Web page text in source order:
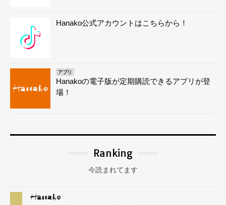
Hanako公式アカウントはこちらから！
アプリ
Hanakoの電子版が定期購読できるアプリが登
場！
Ranking
今読まれてます